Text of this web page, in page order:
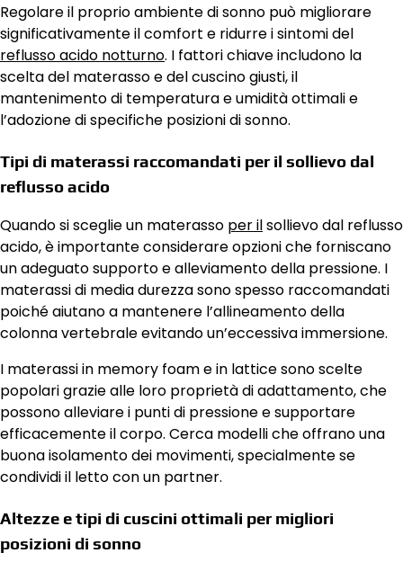
Regolare il proprio ambiente di sonno può migliorare
significativamente il comfort e ridurre i sintomi del
reflusso acido notturno. I fattori chiave includono la
scelta del materasso e del cuscino giusti, il
mantenimento di temperatura e umidità ottimali e
l’adozione di specifiche posizioni di sonno.
Tipi di materassi raccomandati per il sollievo dal
reflusso acido
Quando si sceglie un materasso per ilsollievo dal reflusso
acido, è importante considerare opzioni che forniscano
un adeguato supporto e alleviamento della pressione. I
materassi di media durezza sono spesso raccomandati
poiché aiutano a mantenere l’allineamento della
colonna vertebrale evitando un’eccessiva immersione.
I materassi in memory foam e in lattice sono scelte
popolari grazie alle loro proprietà di adattamento, che
possono alleviare i punti di pressione e supportare
efficacemente il corpo. Cerca modelli che offrano una
buona isolamento dei movimenti, specialmente se
condividi il letto con un partner.
Altezze e tipi di cuscini ottimali per migliori
posizioni di sonno